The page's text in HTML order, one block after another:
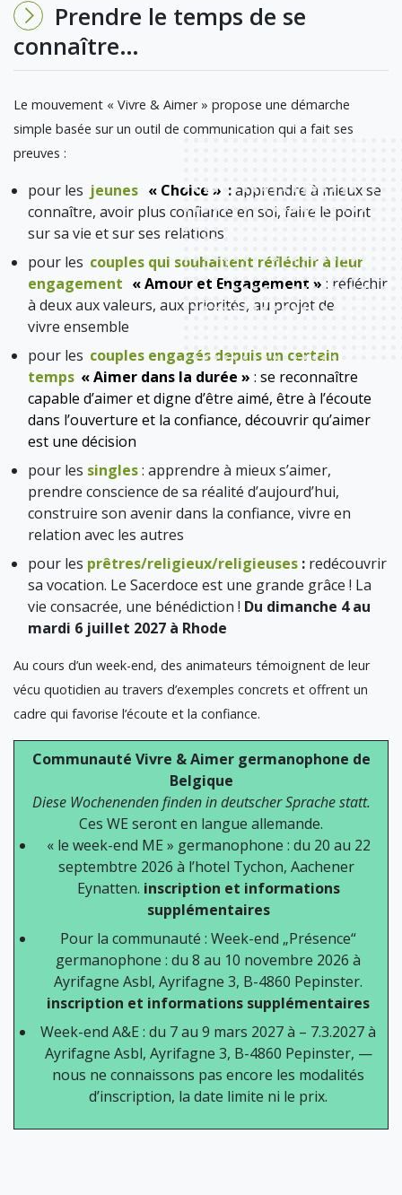
Prendre le temps de se
connaître…
Le mouvement « Vivre & Aimer » propose une démarche
simple basée sur un outil de communication qui a fait ses
preuves :
pour les jeunes « Choice » :apprendre à mieux se
connaître, avoir plus confiance en soi, faire le point
sur sa vie et sur ses relations
pour les couples qui souhaitent réfléchir à leur
engagement « Amour et Engagement » : réfléchir
à deux aux valeurs, aux priorités, au projet de
vivre ensemble
pour les couples engagés depuis un certain
temps « Aimer dans la durée »: se reconnaître
capable d’aimer et digne d’être aimé, être à l’écoute
dans l’ouverture et la confiance, découvrir qu’aimer
est une décision
pour les singles: apprendre à mieux s’aimer,
prendre conscience de sa réalité d’aujourd’hui,
construire son avenir dans la confiance, vivre en
relation avec les autres
pour les prêtres/religieux/religieuses : redécouvrir
sa vocation. Le Sacerdoce est une grande grâce ! La
vie consacrée, une bénédiction ! Du dimanche 4 au
mardi 6 juillet 2027 à Rhode
Au cours d’un week-end, des animateurs témoignent de leur
vécu quotidien au travers d’exemples concrets et offrent un
cadre qui favorise l’écoute et la confiance.
Communauté Vivre & Aimer germanophone de
Belgique
Diese Wochenenden finden in deutscher Sprache statt.
Ces WE seront en langue allemande.
« le week-end ME » germanophone : du 20 au 22
septembtre 2026 à l’hotel Tychon, Aachener
Eynatten. inscription et informations
supplémentaires
Pour la communauté : Week-end „Présence“
germanophone : du 8 au 10 novembre 2026 à
Ayrifagne Asbl, Ayrifagne 3, B-4860 Pepinster.
inscription et informations supplémentaires
Week-end A&E : du 7 au 9 mars 2027 à – 7.3.2027 à
Ayrifagne Asbl, Ayrifagne 3, B-4860 Pepinster, —
nous ne connaissons pas encore les modalités
d’inscription, la date limite ni le prix.